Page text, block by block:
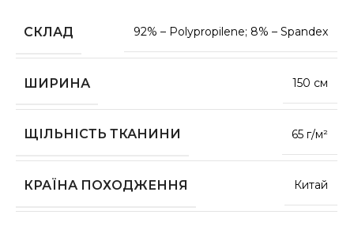
СКЛАД 92% – Polypropilene; 8% – Spandex
ШИРИНА 150 см
ЩІЛЬНІСТЬ ТКАНИНИ 65 г/м²
КРАЇНА ПОХОДЖЕННЯ Китай